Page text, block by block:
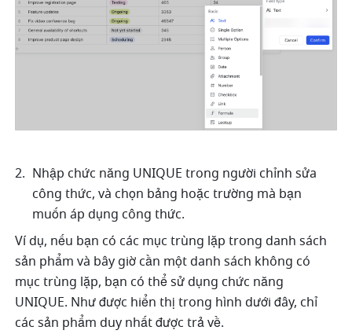
Nhập chức năng UNIQUE trong người chỉnh sửa
công thức, và chọn bảng hoặc trường mà bạn
muốn áp dụng công thức.
Ví dụ, nếu bạn có các mục trùng lặp trong danh sách
sản phẩm và bây giờ cần một danh sách không có
mục trùng lặp, bạn có thể sử dụng chức năng
UNIQUE. Như được hiển thị trong hình dưới đây, chỉ
các sản phẩm duy nhất được trả về.